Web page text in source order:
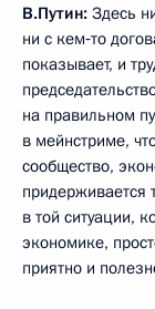
В.Путин: Здесь
ни с кем‑то
показывает, и
на правильном
в мейнстриме,
сообщество,
придерживается
в той ситуации,
экономике,
приятно и